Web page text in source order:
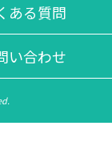
ある質問
い合わせ